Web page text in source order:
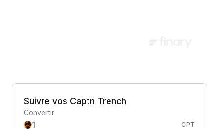
Suivre vos Captn Trench
Convertir
CPT